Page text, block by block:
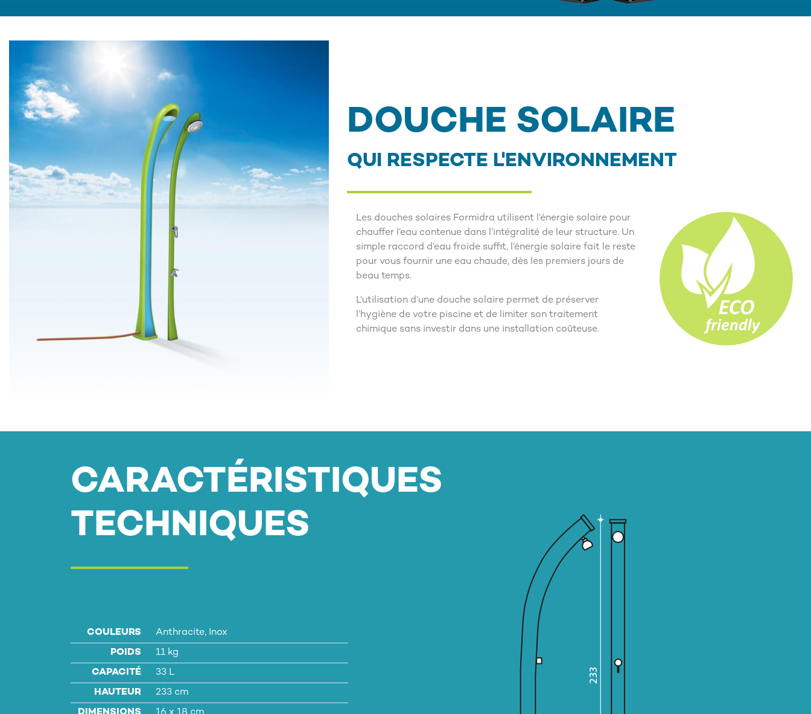
DOUCHE SOLAIRE
QUI RESPECTE L'ENVIRONNEMENT
Les douches solaires Formidra utilisent l’énergie solaire pour
chauffer l’eau contenue dans l’intégralité de leur structure. Un
simple raccord d’eau froide suffit, l’énergie solaire fait le reste
pour vous fournir une eau chaude, dès les premiers jours de
beau temps.
L’utilisation d’une douche solaire permet de préserver
l’hygiène de votre piscine et de limiter son traitement
chimique sans investir dans une installation coûteuse.
CARACTÉRISTIQUES
TECHNIQUES
COULEURS
Anthracite, Inox
POIDS
11 kg
CAPACITÉ
33 L
HAUTEUR
233 cm